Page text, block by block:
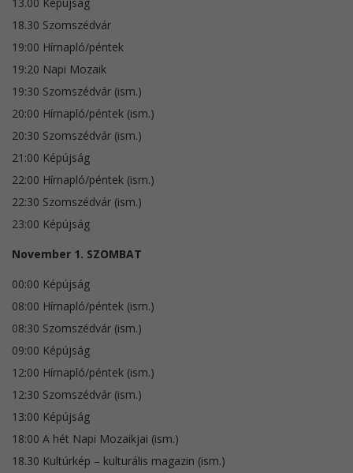
18.30 Szomszédvár
19:00 Hírnapló/péntek
19:20 Napi Mozaik
19:30 Szomszédvár (ism.)
20:00 Hírnapló/péntek (ism.)
20:30 Szomszédvár (ism.)
21:00 Képújság
22:00 Hírnapló/péntek (ism.)
22:30 Szomszédvár (ism.)
23:00 Képújság
November 1. SZOMBAT
00:00 Képújság
08:00 Hírnapló/péntek (ism.)
08:30 Szomszédvár (ism.)
09:00 Képújság
12:00 Hírnapló/péntek (ism.)
12:30 Szomszédvár (ism.)
13:00 Képújság
18:00 A hét Napi Mozaikjai (ism.)
18.30 Kultúrkép – kulturális magazin (ism.)